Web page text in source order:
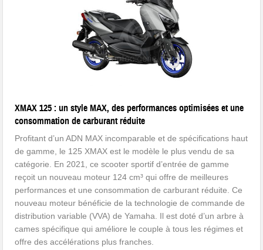
XMAX 125 : un style MAX, des performances optimisées et une
consommation de carburant réduite
Profitant d’un ADN MAX incomparable et de spécifications haut
de gamme, le 125 XMAX est le modèle le plus vendu de sa
catégorie. En 2021, ce scooter sportif d’entrée de gamme
reçoit un nouveau moteur 124 cm³ qui offre de meilleures
performances et une consommation de carburant réduite. Ce
nouveau moteur bénéficie de la technologie de commande de
distribution variable (VVA) de Yamaha. Il est doté d’un arbre à
cames spécifique qui améliore le couple à tous les régimes et
offre des accélérations plus franches.